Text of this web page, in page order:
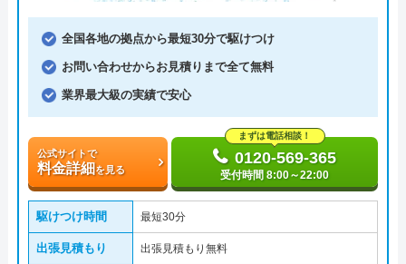
全国各地の拠点から最短30分で駆けつけ
お問い合わせからお見積りまで全て無料
業界最大級の実績で安心
公式サイトで
料金詳細を見る
まずは電話相談！
0120-569-365
受付時間 8:00～22:00
駆けつけ時間 最短30分
出張見積もり 出張見積もり無料